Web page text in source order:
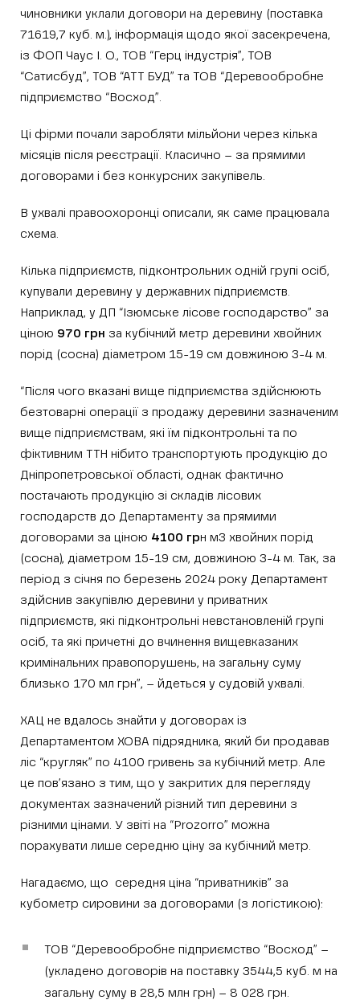
чиновники уклали договори на деревину (поставка
71619,7 куб. м.), інформація щодо якої засекречена,
із ФОП Чаус І. О., ТОВ “Герц індустрія”, ТОВ
“Сатисбуд”, ТОВ “АТТ БУД” та ТОВ “Деревообробне
підприємство “Восход”.
Ці фірми почали заробляти мільйони через кілька
місяців після реєстрації. Класично – за прямими
договорами і без конкурсних закупівель.
В ухвалі правоохоронці описали, як саме працювала
схема.
Кілька підприємств, підконтрольних одній групі осіб,
купували деревину у державних підприємств.
Наприклад, у ДП “Ізюмське лісове господарство” за
ціною 970 грн за кубічний метр деревини хвойних
порід (сосна) діаметром 15-19 см довжиною 3-4 м.
“Після чого вказані вище підприємства здійснюють
безтоварні операції з продажу деревини зазначеним
вище підприємствам, які їм підконтрольні та по
фіктивним ТТН нібито транспортують продукцію до
Дніпропетровської області, однак фактично
постачають продукцію зі складів лісових
господарств до Департаменту за прямими
договорами за ціною 4100 грн м3 хвойних порід
(сосна), діаметром 15-19 см, довжиною 3-4 м. Так, за
період з січня по березень 2024 року Департамент
здійснив закупівлю деревини у приватних
підприємств, які підконтрольні невстановленій групі
осіб, та які причетні до вчинення вищевказаних
кримінальних правопорушень, на загальну суму
близько 170 мл грн”, – йдеться у судовій ухвалі.
ХАЦ не вдалось знайти у договорах із
Департаментом ХОВА підрядника, який би продавав
ліс “кругляк” по 4100 гривень за кубічний метр. Але
це пов’язано з тим, що у закритих для перегляду
документах зазначений різний тип деревини з
різними цінами. У звіті на “Prozorro” можна
порахувати лише середню ціну за кубічний метр.
Нагадаємо, що середня ціна “приватників” за
кубометр сировини за договорами (з логістикою):
ТОВ “Деревообробне підприємство “Восход” –
(укладено договорів на поставку 3544,5 куб. м на
загальну суму в 28,5 млн грн) – 8 028 грн.